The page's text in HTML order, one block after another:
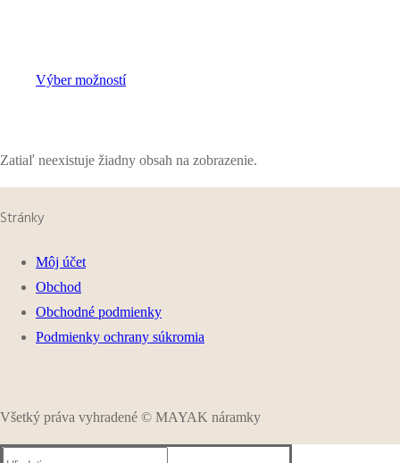
Výber možností
Zatiaľ neexistuje žiadny obsah na zobrazenie.
Stránky
Môj účet
Obchod
Obchodné podmienky
Podmienky ochrany súkromia
Všetký práva vyhradené © MAYAK náramky
Hľadať: